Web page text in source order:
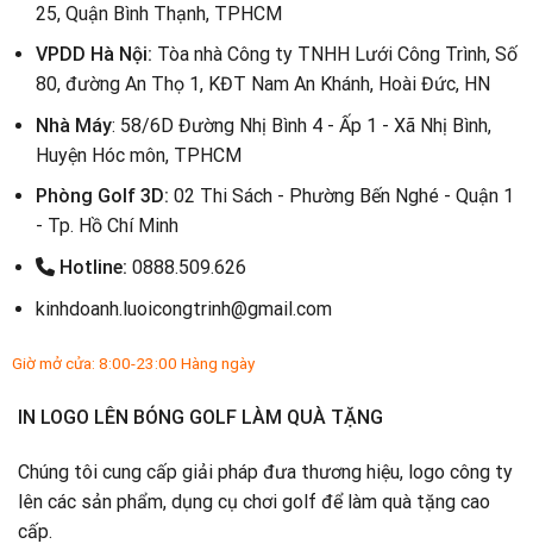
25, Quận Bình Thạnh, TPHCM
VPDD Hà Nội: Tòa nhà Công ty TNHH Lưới Công Trình, Số
80, đường An Thọ 1, KĐT Nam An Khánh, Hoài Đức, HN
Nhà Máy: 58/6D Đường Nhị Bình 4 - Ấp 1 - Xã Nhị Bình,
Huyện Hóc môn, TPHCM
Phòng Golf 3D:02 Thi Sách - Phường Bến Nghé - Quận 1
- Tp. Hồ Chí Minh
Hotline: 0888.509.626
kinhdoanh.luoicongtrinh@gmail.com
Giờ mở cửa: 8:00-23:00 Hàng ngày
IN LOGO LÊN BÓNG GOLF LÀM QUÀ TẶNG
Chúng tôi cung cấp giải pháp đưa thương hiệu, logo công ty
lên các sản phẩm, dụng cụ chơi golf để làm quà tặng cao
cấp.